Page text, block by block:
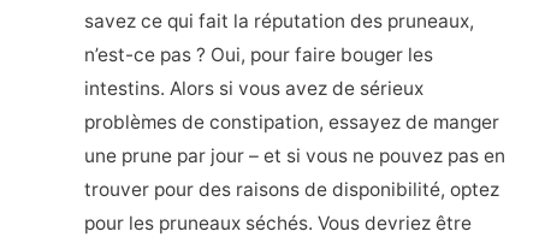
savez ce qui fait la réputation des pruneaux,
n’est-ce pas ? Oui, pour faire bouger les
intestins. Alors si vous avez de sérieux
problèmes de constipation, essayez de manger
une prune par jour – et si vous ne pouvez pas en
trouver pour des raisons de disponibilité, optez
pour les pruneaux séchés. Vous devriez être